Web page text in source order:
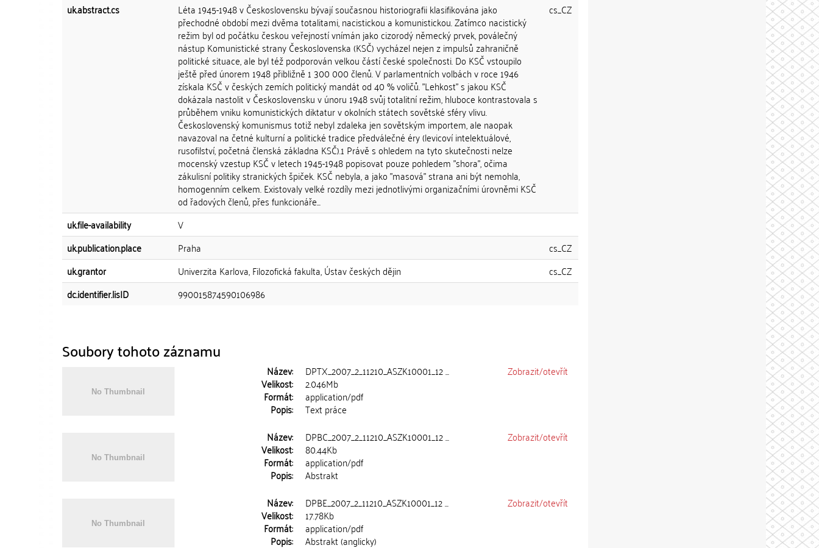
uk.abstract.cs
Léta 1945-1948 v Československu bývají současnou historiografii klasifikována jako
přechodné období mezi dvěma totalitami, nacistickou a komunistickou. Zatímco nacistický
režim byl od počátku českou veřejností vnímán jako cizorodý německý prvek, poválečný
nástup Komunistické strany Československa (KSČ) vycházel nejen z impulsů zahraničně
politické situace, ale byl též podporován velkou částí české společnosti. Do KSČ vstoupilo
ještě před únorem 1948 přibližně 1 300 000 členů. V parlamentních volbách v roce 1946
získala KSČ v českých zemích politický mandát od 40 % voličů. "Lehkost" s jakou KSČ
dokázala nastolit v Československu v únoru 1948 svůj totalitní režim, hluboce kontrastovala s
průběhem vniku komunistických diktatur v okolních státech sovětské sféry vlivu.
Československý komunismus totiž nebyl zdaleka jen sovětským importem, ale naopak
navazoval na četné kulturní a politické tradice předválečné éry (levicoví intelektuálové,
rusofilství, početná členská základna KSČ).1 Právě s ohledem na tyto skutečnosti nelze
mocenský vzestup KSČ v letech 1945-1948 popisovat pouze pohledem "shora", očima
zákulisní politiky stranických špiček. KSČ nebyla, a jako "masová" strana ani být nemohla,
homogenním celkem. Existovaly velké rozdíly mezi jednotlivými organizačními úrovněmi KSČ
od řadových členů, přes funkcionáře...
cs_CZ
uk.file-availability
V
uk.publication.place
Praha
cs_CZ
uk.grantor
Univerzita Karlova, Filozofická fakulta, Ústav českých dějin
cs_CZ
dc.identifier.lisID
990015874590106986
Soubory tohoto záznamu
Název: DPTX_2007_2_11210_ASZK10001_12 ...
Velikost: 2.046Mb
Formát: application/pdf
Popis: Text práce
Zobrazit/otevřít
Název: DPBC_2007_2_11210_ASZK10001_12 ...
Velikost: 80.44Kb
Formát: application/pdf
Popis: Abstrakt
Zobrazit/otevřít
Název: DPBE_2007_2_11210_ASZK10001_12 ...
Velikost: 17.78Kb
Formát: application/pdf
Popis: Abstrakt (anglicky)
Zobrazit/otevřít